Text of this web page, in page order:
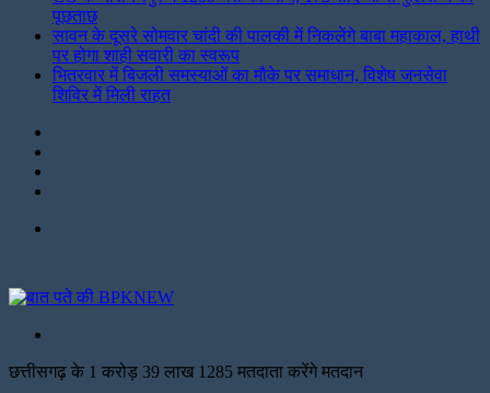
पूछताछ
सावन के दूसरे सोमवार चांदी की पालकी में निकलेंगे बाबा महाकाल, हाथी
पर होगा शाही सवारी का स्वरूप
भितरवार में बिजली समस्याओं का मौके पर समाधान, विशेष जनसेवा
शिविर में मिली राहत
छत्तीसगढ़ के 1 करोड़ 39 लाख 1285 मतदाता करेंगे मतदान